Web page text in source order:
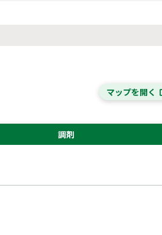
マップを開く
調剤